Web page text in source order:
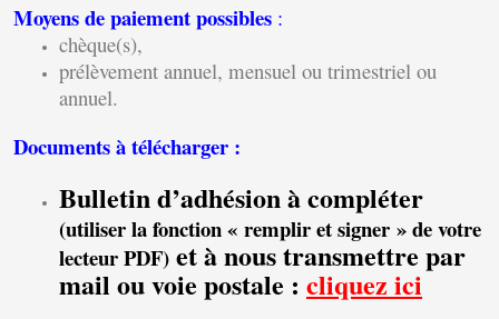
Moyens de paiement possibles :
chèque(s),
prélèvement annuel, mensuel ou trimestriel ou
annuel.
Documents à télécharger :
Bulletin d’adhésion à compléter
(utiliser la fonction « remplir et signer » de votre
lecteur PDF) et à nous transmettre par
mail ou voie postale : cliquez ici